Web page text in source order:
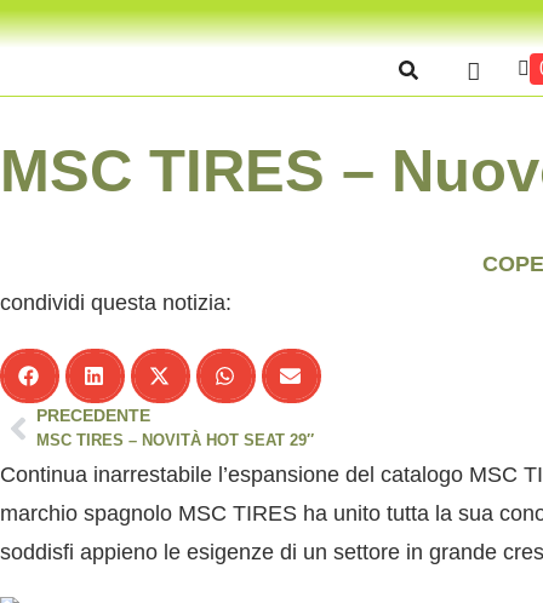
MSC TIRES –
condividi questa notizia:
PRECEDENTE
MSC TIRES – NOVITÀ HOT SEAT 29″
Continua inarrestabile l’espansione del catalogo MSC
marchio spagnolo MSC TIRES ha unito tutta la sua
soddisfi appieno le esigenze di un settore in grande